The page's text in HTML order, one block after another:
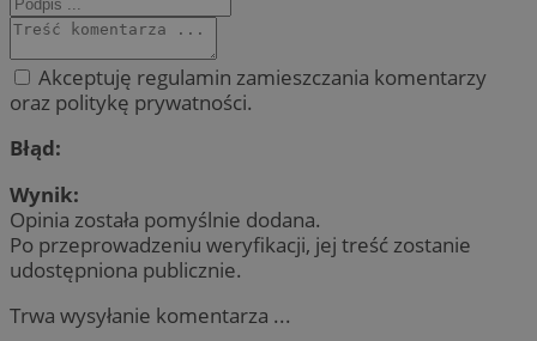
Akceptuję regulamin zamieszczania komentarzy
oraz politykę prywatności.
Błąd:
Wynik:
Opinia została pomyślnie dodana.
Po przeprowadzeniu weryfikacji, jej treść zostanie
udostępniona publicznie.
Trwa wysyłanie komentarza ...